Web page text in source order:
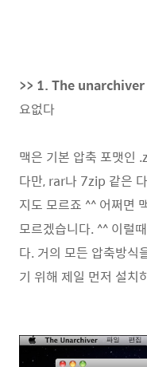
>> 1. The unarchiver
요없다
맥은 기본 압축 포맷인
다만, rar나 7zip 같은
지도 모르죠 ^^ 어쩌면
모르겠습니다. ^^ 이럴
다. 거의 모든 압축방식
기 위해 제일 먼저 설치